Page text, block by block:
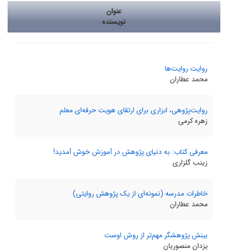
عنوان
نویسنده
روایت روایت‌ها
محمد‌ عطاران
روایت‌پژوهی، ابزاری برای ارتقای هویت حرفه‌ای معلم
زهره کرمی
معرفی کتاب: به دنیای پژوهش در آموزش خوش آمدید!
زینب گلزاری
خاطرات مدرسه (نمونه‌ای از یک پژوهش روایتی)
محمد‌ عطاران
بینش پژوهشگر مهم‌تر از روش اوست
یزدان منصوریان